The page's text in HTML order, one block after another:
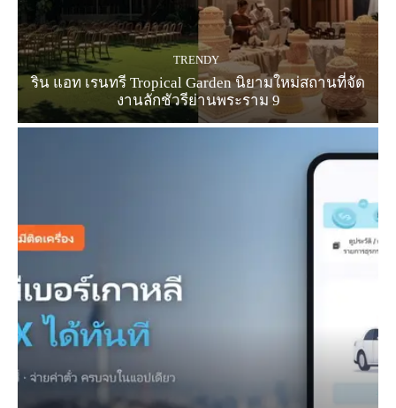
TRENDY
ริน แอท เรนทรี Tropical Garden นิยามใหม่สถานที่จัด
งานลักชัวรีย่านพระราม 9